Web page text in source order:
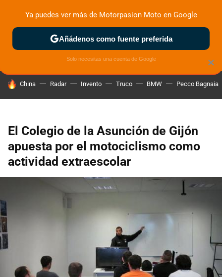
ZONA DE PRUEBAS DEPORTIVAS MOTOS ELÉCTRICAS
HOY SE HABLA DE
China Radar Invento Truco BMW Pecco Bagnaia
El Colegio de la Asunción de Gijón
apuesta por el motociclismo como
actividad extraescolar
×
Ya puedes ver más de Motorpasion Moto en Google
Añádenos como fuente preferida
Solo necesitas una cuenta de Google